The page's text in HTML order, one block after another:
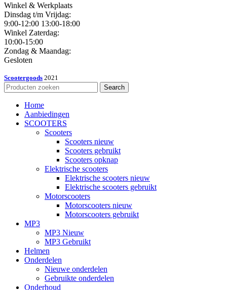
Winkel & Werkplaats
Dinsdag t/m Vrijdag:
9:00-12:00 13:00-18:00
Winkel Zaterdag:
10:00-15:00
Zondag & Maandag:
Gesloten
Scootergoods 2021
Search
Home
Aanbiedingen
SCOOTERS
Scooters
Scooters nieuw
Scooters gebruikt
Scooters opknap
Elektrische scooters
Elektrische scooters nieuw
Elektrische scooters gebruikt
Motorscooters
Motorscooters nieuw
Motorscooters gebruikt
MP3
MP3 Nieuw
MP3 Gebruikt
Helmen
Onderdelen
Nieuwe onderdelen
Gebruikte onderdelen
Onderhoud